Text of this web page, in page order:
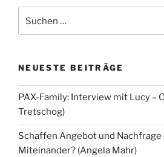
nach:
NEUESTE BEITRÄGE
PAX-Family: Interview mit Lucy –
Tretschog)
Schaffen Angebot und Nachfrage
Miteinander? (Angela Mahr)